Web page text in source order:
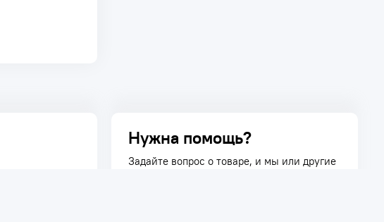
Нужна помощь?
Задайте вопрос о товаре, и мы или другие